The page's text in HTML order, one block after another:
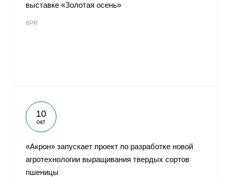
выставке «Золотая осень»
#PR
10
окт
«Акрон» запускает проект по разработке новой
агротехнологии выращивания твердых сортов
пшеницы